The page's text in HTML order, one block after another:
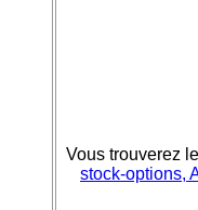
Vous trouverez
stock-options,